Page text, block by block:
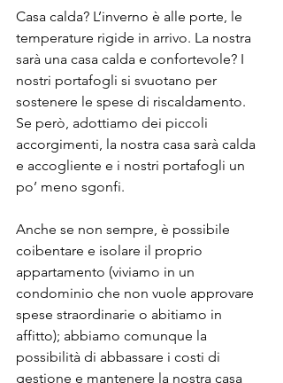
Casa calda? L’inverno è alle porte, le
temperature rigide in arrivo. La nostra
sarà una casa calda e confortevole? I
nostri portafogli si svuotano per
sostenere le spese di riscaldamento.
Se però, adottiamo dei piccoli
accorgimenti, la nostra casa sarà calda
e accogliente e i nostri portafogli un
po’ meno sgonfi.
Anche se non sempre, è possibile
coibentare e isolare il proprio
appartamento (viviamo in un
condominio che non vuole approvare
spese straordinarie o abitiamo in
affitto); abbiamo comunque la
possibilità di abbassare i costi di
gestione e mantenere la nostra casa